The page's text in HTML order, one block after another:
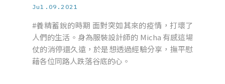
Jul.09.2021
#養精蓄銳的時期 面對突如其來的疫情，打壞了
人們的生活。身為服裝設計師的 Micha 有感這場
仗的消停還久遠，於是想透過經驗分享，撫平慰
藉各位同路人跌落谷底的心。